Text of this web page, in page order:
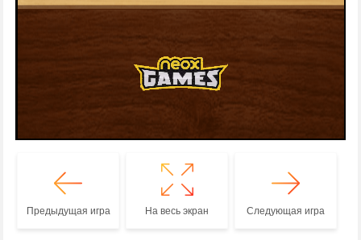
Предыдущая игра На весь экран Следующая игра